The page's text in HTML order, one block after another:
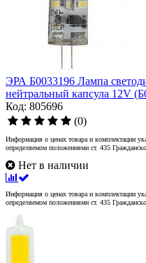
ЭРА Б0033196 Лампа
нейтральный капсула 12V
Код: 805696
(0)
Информация о ценах товара и комплектации
определяемом положениями ст. 435
Нет в наличии
Информация о ценах товара и комплектации
определяемом положениями ст. 435